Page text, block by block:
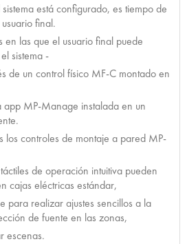
está configurado, es tiempo de
final.
en las que el usuario final puede
sistema -
de un control físico MF-C montado en
app MP-Manage instalada en un
los controles de montaje a pared MP-
de operación intuitiva pueden
cajas eléctricas estándar,
para realizar ajustes sencillos a la
de fuente en las zonas,
escenas.